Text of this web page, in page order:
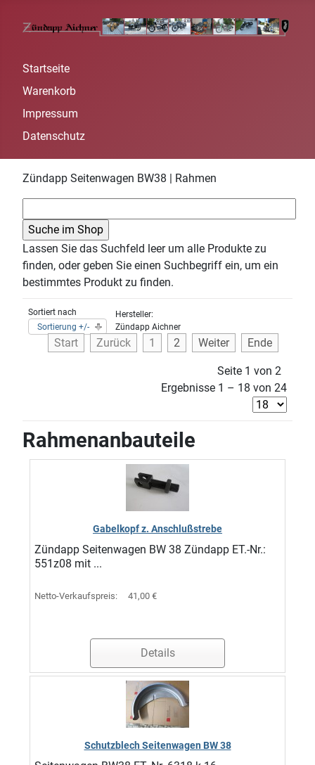
Startseite
Warenkorb
Impressum
Datenschutz
Zündapp Seitenwagen BW38 | Rahmen
Lassen Sie das Suchfeld leer um alle Produkte zu
finden, oder geben Sie einen Suchbegriff ein, um ein
bestimmtes Produkt zu finden.
Sortiert nach
Sortierung +/-
Hersteller:
Zündapp Aichner
Start Zurück 1 2 Weiter Ende
Seite 1 von 2
Ergebnisse 1 – 18 von 24
Rahmenanbauteile
Gabelkopf z. Anschlußstrebe
Zündapp Seitenwagen BW 38 Zündapp ET.-Nr.:
551z08 mit ...
Netto-Verkaufspreis: 41,00 €
Details
Schutzblech Seitenwagen BW 38